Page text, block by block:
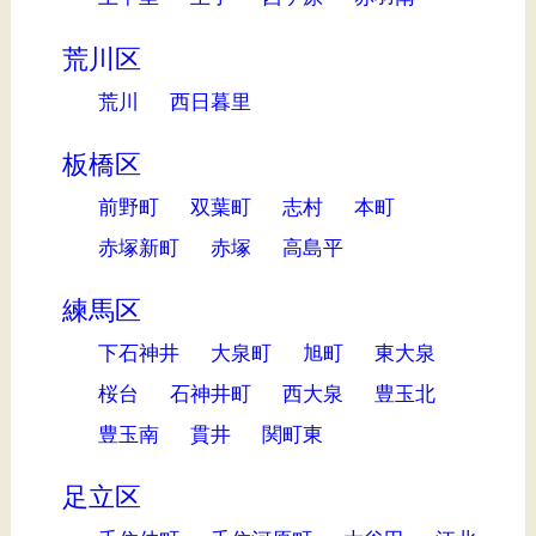
荒川区
荒川 西日暮里
板橋区
前野町 双葉町 志村
本町
赤塚新町
赤塚 高島平
練馬区
下石神井 大泉町 旭町
東大泉
桜台
石神井町 西大泉
豊玉北
豊玉南
貫井 関町東
足立区